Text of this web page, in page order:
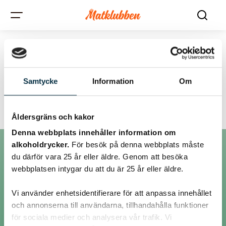
Samtycke Information Om
Åldersgräns och kakor
Denna webbplats innehåller information om
alkoholdrycker. För besök på denna webbplats måste
du därför vara 25 år eller äldre. Genom att besöka
webbplatsen intygar du att du är 25 år eller äldre.
Vi använder enhetsidentifierare för att anpassa innehållet
och annonserna till användarna, tillhandahålla funktioner
för sociala medier och analysera vår trafik. Vi
Tråd:
mörkt lantbrödsmjöl.
Inlägg